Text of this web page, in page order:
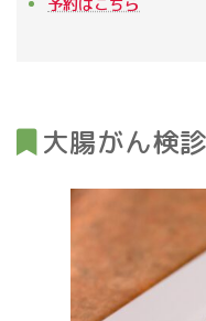
大腸がん検